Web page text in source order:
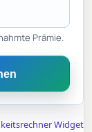
Prämie.
Widget